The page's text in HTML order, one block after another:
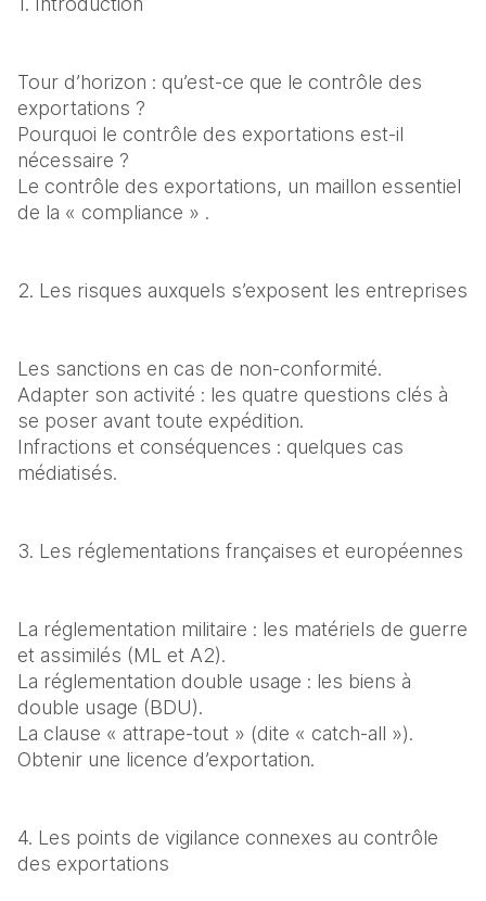
Tour d’horizon : qu’est-ce que le contrôle des
exportations ?
Pourquoi le contrôle des exportations est-il
nécessaire ?
Le contrôle des exportations, un maillon essentiel
de la « compliance » .
2. Les risques auxquels s’exposent les entreprises
Les sanctions en cas de non-conformité.
Adapter son activité : les quatre questions clés à
se poser avant toute expédition.
Infractions et conséquences : quelques cas
médiatisés.
3. Les réglementations françaises et européennes
La réglementation militaire : les matériels de guerre
et assimilés (ML et A2).
La réglementation double usage : les biens à
double usage (BDU).
La clause « attrape-tout » (dite « catch-all »).
Obtenir une licence d’exportation.
4. Les points de vigilance connexes au contrôle
des exportations